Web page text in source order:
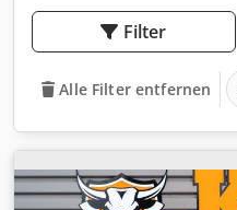
Filter
Alle Filter entfernen